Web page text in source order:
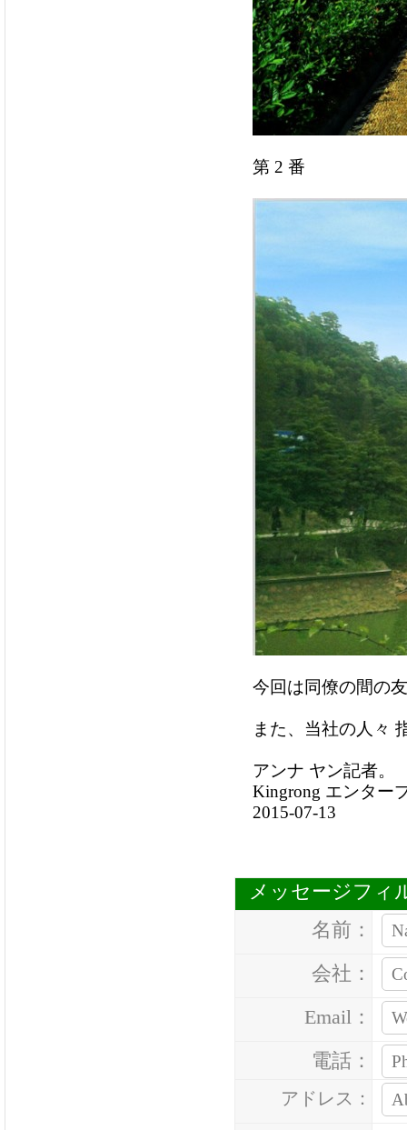
第 2 番
今回は同僚の間の
また、当社の人々
アンナ ヤン記者。
Kingrong エンター
2015-07-13
メッセージフィ
名前：
会社：
Email：
電話：
アドレス：